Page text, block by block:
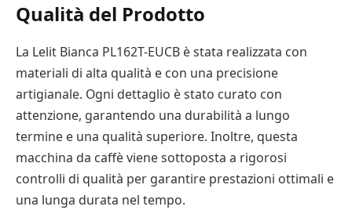
Qualità del Prodotto
La Lelit Bianca PL162T-EUCB è stata realizzata con
materiali di alta qualità e con una precisione
artigianale. Ogni dettaglio è stato curato con
attenzione, garantendo una durabilità a lungo
termine e una qualità superiore. Inoltre, questa
macchina da caffè viene sottoposta a rigorosi
controlli di qualità per garantire prestazioni ottimali e
una lunga durata nel tempo.